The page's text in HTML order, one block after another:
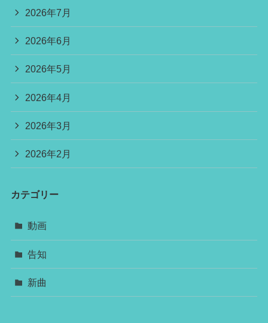
2026年7月
2026年6月
2026年5月
2026年4月
2026年3月
2026年2月
カテゴリー
動画
告知
新曲